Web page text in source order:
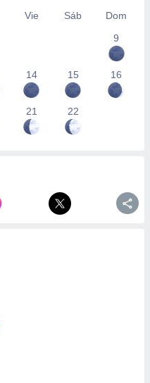
Vie Sáb
Dom
9
14 15 16
21 22